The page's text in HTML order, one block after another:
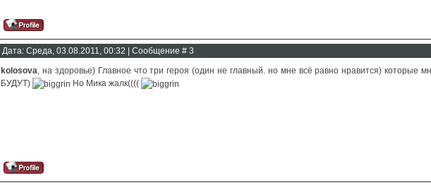
Дата: Среда, 03.08.2011, 00:32 | Сообщение # 3
kolosova, на здоровье) Главное что три героя (один не главный. но мне всё равно нравится) которые
БУДУТ)
Но Мика жалк((((